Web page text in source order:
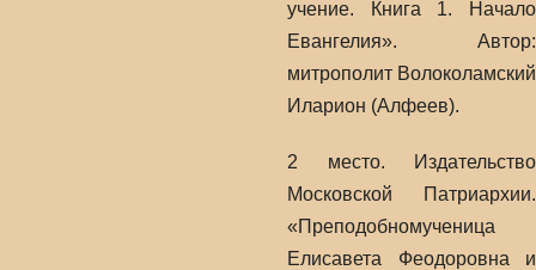
учение. Книга 1. Начало
Евангелия». Автор:
митрополит Волоколамский
Иларион (Алфеев).
2 место. Издательство
Московской Патриархии.
«Преподобномученица
Елисавета Феодоровна и